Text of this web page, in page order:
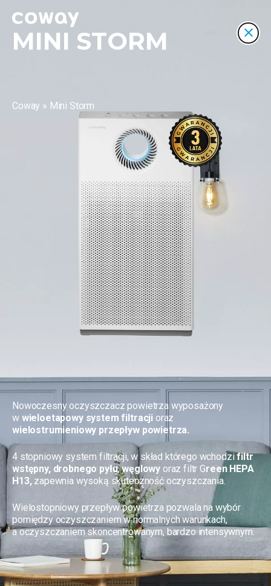
MINI STORM
Coway » Mini Storm
Nowoczesny oczyszczacz powietrza wyposażony
w wieloetapowy system filtracji oraz
wielostrumieniowy przepływ powietrza.
4 stopniowy system filtracji, w skład którego wchodzifiltr
wstępny, drobnego pyłu,węglowy oraz filtr Green HEPA
H13, zapewnia wysoką skuteczność oczyszczania.
Wielostopniowy przepływ powietrza pozwala na wybór
pomiędzy oczyszczaniem w normalnych warunkach,
a oczyszczaniem skoncentrowanym, bardzo intensywnym.